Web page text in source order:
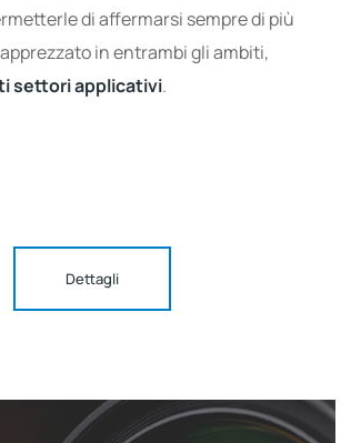
di affermarsi sempre di più
in entrambi gli ambiti,
settori applicativi.
Dettagli